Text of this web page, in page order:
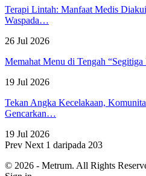
Terapi Lintah: Manfaat Medis
Waspada…
26 Jul 2026
Memahat Menu di Tengah
19 Jul 2026
Tekan Angka Kecelakaan,
Gencarkan…
19 Jul 2026
Prev Next 1 daripada 203
© 2026 - Metrum. All Rights